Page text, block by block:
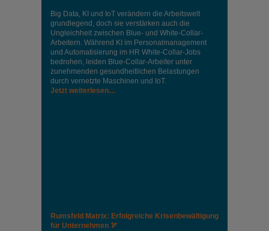
Big Data, KI und IoT verändern die Arbeitswelt
grundlegend, doch sie verstärken auch die
Ungleichheit zwischen Blue- und White-Collar-
Arbeitern. Während KI im Personalmanagement
und Automatisierung im HR White-Collar-Jobs
bedrohen, leiden Blue-Collar-Arbeiter unter
zunehmenden gesundheitlichen Belastungen
durch vernetzte Maschinen und IoT.
Jetzt weiterlesen…
Rumsfeld Matrix: Erfolgreiche Krisenbewältigung
für Unternehmen 🏹